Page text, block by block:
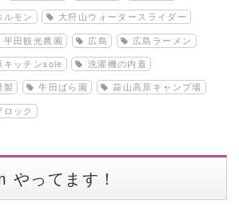
ルモン
大狩山ウォータースライダー
平田観光農園 広島
広島ラーメン
キッチンsole
洗濯機の内蓋
製 牛田ばら園
蒜山高原キャンプ場
ック
やってます！